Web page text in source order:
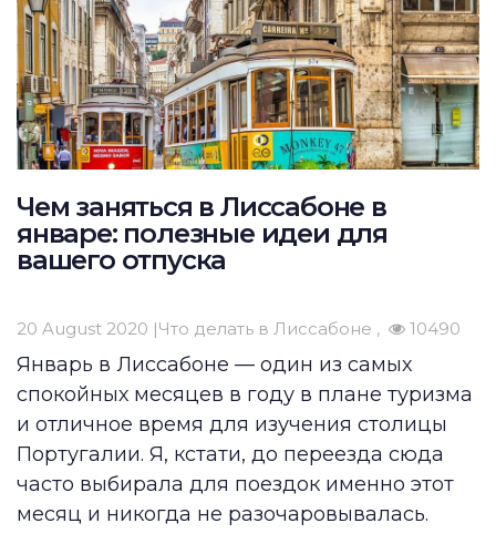
Чем заняться в Лиссабоне в
январе: полезные идеи для
вашего отпуска
20 August 2020 |Что делать в Лиссабоне 10490
Январь в Лиссабоне — один из самых
спокойных месяцев в году в плане туризма
и отличное время для изучения столицы
Португалии. Я, кстати, до переезда сюда
часто выбирала для поездок именно этот
месяц и никогда не разочаровывалась.